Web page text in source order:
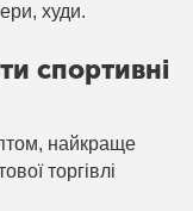
худи.
спортивні
найкраще
торгівлі